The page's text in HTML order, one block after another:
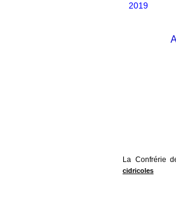
2019
La Confrérie
cidricoles